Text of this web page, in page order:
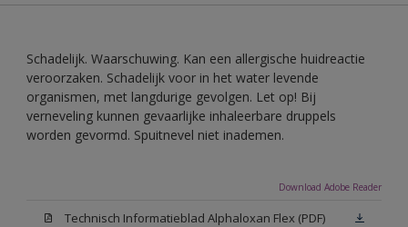
Schadelijk. Waarschuwing. Kan een allergische huidreactie
veroorzaken. Schadelijk voor in het water levende
organismen, met langdurige gevolgen. Let op! Bij
verneveling kunnen gevaarlijke inhaleerbare druppels
worden gevormd. Spuitnevel niet inademen.
Download Adobe Reader
Technisch Informatieblad Alphaloxan Flex (PDF)